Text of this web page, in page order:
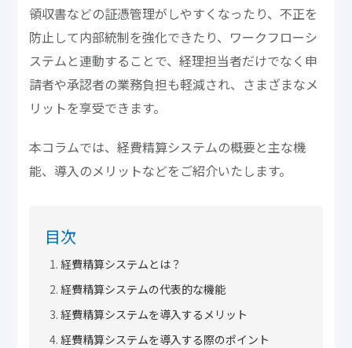
領収書などの証憑管理がしやすくなったり、不正を
防止して内部統制を強化できたり、ワークフローシ
ステムと連動することで、経理担当者だけでなく申
請者や承認者の業務負担も軽減され、さまざまなメ
リットを享受できます。
本コラムでは、経費精算システムの概要と主な機
能、導入のメリットなどをご紹介いたします。
目次
経費精算システムとは？
経費精算システムの代表的な機能
経費精算システムを導入するメリット
経費精算システムを導入する際のポイント